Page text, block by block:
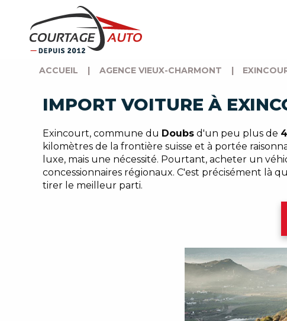
ACCUEIL | AGENCE VIEUX-CHARMONT |
IMPORT VOITURE À
Exincourt, commune du Doubs d'un peu plus de
kilomètres de la frontière suisse et à portée
luxe, mais une nécessité. Pourtant, acheter un
concessionnaires régionaux. C'est précisément là
tirer le meilleur parti.